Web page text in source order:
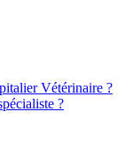
Vétérinaire ?
?